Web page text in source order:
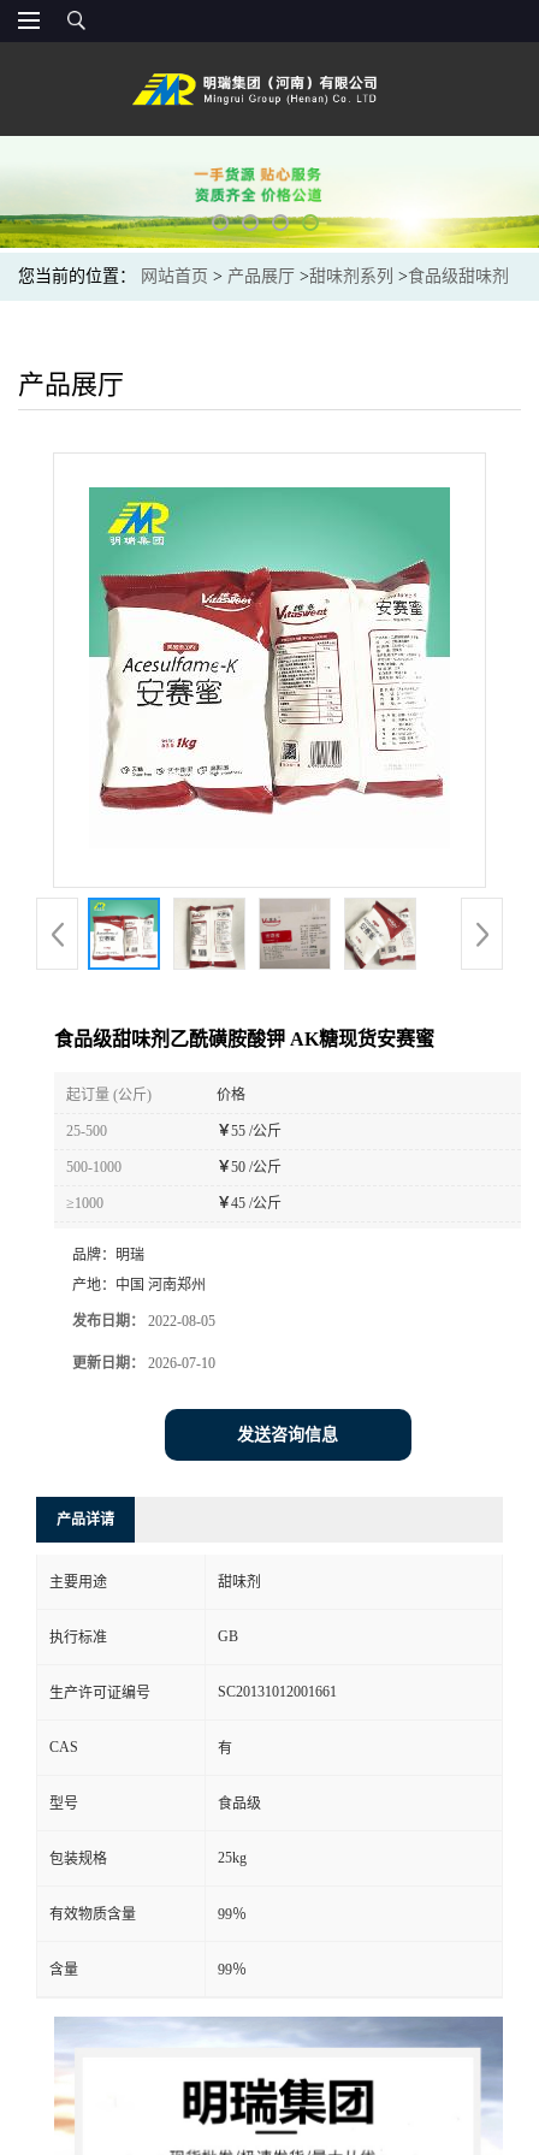
您当前的位置： 网站首页 > 产品展厅 >甜味剂系列 >食品级甜味剂
产品展厅
食品级甜味剂乙酰磺胺酸钾 AK糖现货安赛蜜
起订量 (公斤) 价格
25-500 ￥55 /公斤
500-1000 ￥50 /公斤
≥1000 ￥45 /公斤
品牌： 明瑞
产地： 中国 河南郑州
发布日期： 2022-08-05
更新日期： 2026-07-10
发送咨询信息
产品详请
主要用途 甜味剂
执行标准 GB
生产许可证编号 SC20131012001661
CAS 有
型号 食品级
包装规格 25kg
有效物质含量 99％
含量 99％